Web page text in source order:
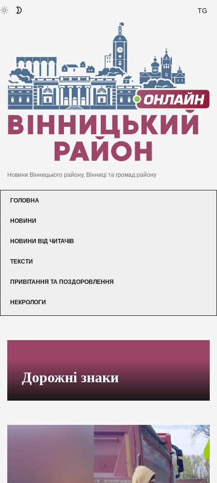
TG
Новини Вінницького району, Вінниці та громад району
ГОЛОВНА
НОВИНИ
НОВИНИ ВІД ЧИТАЧІВ
ТЕКСТИ
ПРИВІТАННЯ ТА ПОЗДОРОВЛЕННЯ
НЕКРОЛОГИ
Дорожні знаки